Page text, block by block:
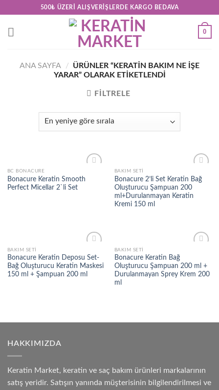
content
500₺ ÜZERI ALIŞVERIŞLERDE KARGO BEDAVA
0
ANA SAYFA /
ÜRÜNLER “KERATIN BAKIM NE IŞE
YARAR” OLARAK ETIKETLENDI
FILTRELE
Add to
wishlist
BC BONACURE
Bonacure Keratin Smooth
Perfect Micellar 2`li Set
Add to
wishlist
BAKIM SETI
Bonacure 2’li Set Keratin Bağ
Oluşturucu Şampuan 200
ml+Durulanmayan Keratin
Kremi 150 ml
Add to
wishlist
BAKIM SETI
Bonacure Keratin Deposu Set-
Bağ Oluşturucu Keratin Maskesi
150 ml + Şampuan 200 ml
BAKIM SETI
Bonacure Keratin Bağ
Oluşturucu Şampuan 200 ml +
Durulanmayan Sprey Krem 200
ml
HAKKIMIZDA
Keratin Market, keratin ve saç bakım ürünleri markalarının
satış yeridir. Satışın yanında müşterisinin bilgilendirilmesi ve